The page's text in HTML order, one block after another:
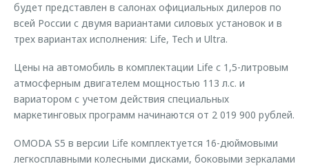
Одежда и сувениры
Оригинальные аксессуары
Трейд-ин
Калькулятор трейд-ин
O&J Автоклуб
Клуб владельцев OMODA
Аксессуары
Одежда и сувениры
Запчасти
будет представлен в салонах официальных дилеров по
всей России с двумя вариантами силовых установок и в
трех вариантах исполнения: Life, Tech и Ultra.
Цены на автомобиль в комплектации Life с 1,5-литровым
атмосферным двигателем мощностью 113 л.с. и
вариатором с учетом действия специальных
маркетинговых программ начинаются от 2 019 900 рублей.
OMODA S5 в версии Life комплектуется 16-дюймовыми
легкосплавными колесными дисками, боковыми зеркалами